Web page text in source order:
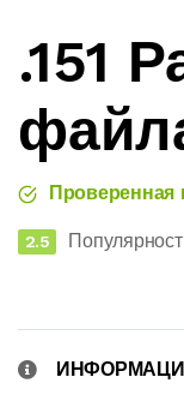
.151
2.5